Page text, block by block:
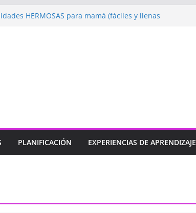
HERMOSAS para mamá (fáciles y llenas
PLANIFICACIÓN EXPERIENCIAS DE APRENDIZAJE